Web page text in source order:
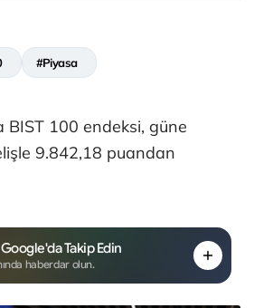
#Piyasa
BIST 100 endeksi, güne
9.842,18 puandan
Takip Edin
haberdar olun.